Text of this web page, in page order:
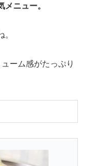
ニュー。
ーム感がたっぷり